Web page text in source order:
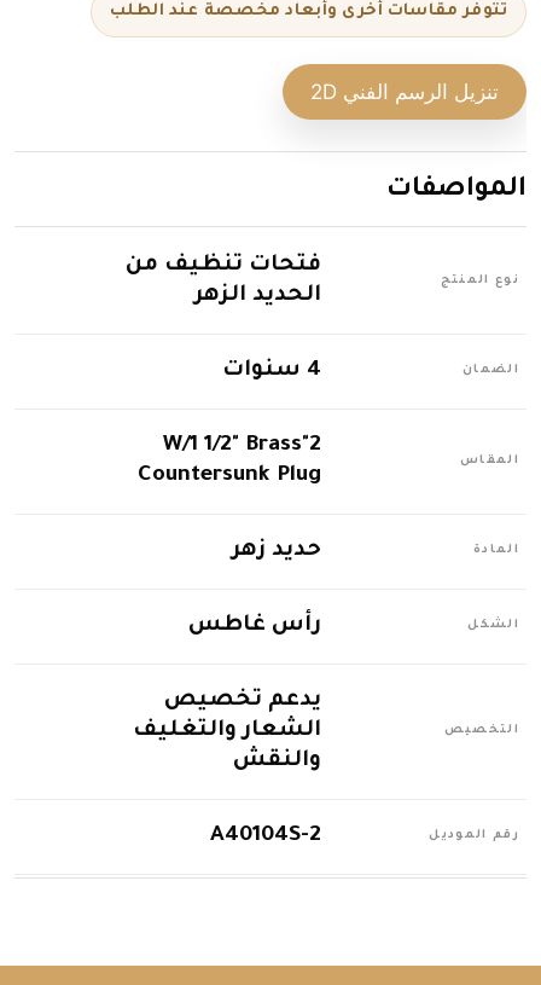
تتوفر مقاسات أخرى وأبعاد مخصصة عند الطلب
تنزيل الرسم الفني 2D
المواصفات
نوع المنتج
فتحات تنظيف من
الحديد الزهر
الضمان 4 سنوات
المقاس
2"W/1 1/2" Brass
Countersunk Plug
المادة حديد زهر
الشكل رأس غاطس
التخصيص
يدعم تخصيص
الشعار والتغليف
والنقش
رقم الموديل A40104S-2